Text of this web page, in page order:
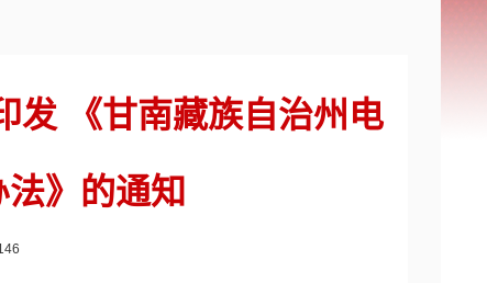
发 《甘南藏族自治州电
》的通知